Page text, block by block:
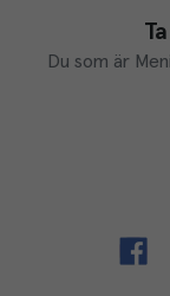
Du som är